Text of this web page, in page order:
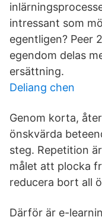
intressant som
egentligen? Peer
egendom delas
ersättning.
Deliang chen
Genom korta,
önskvärda
steg. Repetition
målet att plocka
reducera bort all
Därför är e-